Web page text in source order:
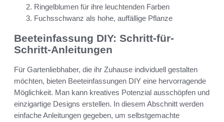
Ringelblumen für ihre leuchtenden Farben
Fuchsschwanz als hohe, auffällige Pflanze
Beeteinfassung DIY: Schritt-für-
Schritt-Anleitungen
Für Gartenliebhaber, die ihr Zuhause individuell gestalten
möchten, bieten Beeteinfassungen DIY eine hervorragende
Möglichkeit. Man kann kreatives Potenzial ausschöpfen und
einzigartige Designs erstellen. In diesem Abschnitt werden
einfache Anleitungen gegeben, um selbstgemachte